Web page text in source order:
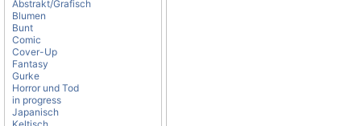
Abstrakt/Grafisch
Blumen
Bunt
Comic
Cover-Up
Fantasy
Gurke
Horror und Tod
in progress
Japanisch